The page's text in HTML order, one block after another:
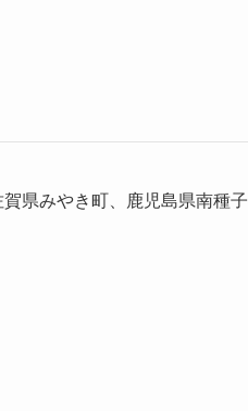
県みやき町、鹿児島県南種子